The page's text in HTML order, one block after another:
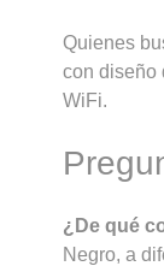
Quienes
con diseño
WiFi.
¿De qué
Negro, a